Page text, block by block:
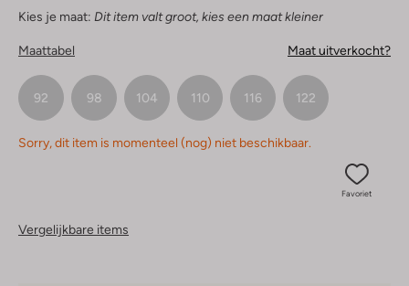
Kies je maat: Dit item valt groot, kies een maat kleiner
Maattabel Maat uitverkocht?
92 98 104 110 116 122
Sorry, dit item is momenteel (nog) niet beschikbaar.
Favoriet
Vergelijkbare items